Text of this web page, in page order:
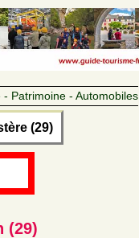
Patrimoine - Automobiles
(29)
(29)